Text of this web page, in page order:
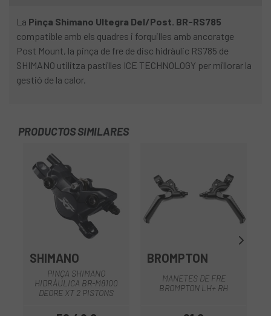
La Pinça Shimano Ultegra Del/Post. BR-RS785
compatible amb els quadres i forquilles amb ancoratge
Post Mount, la pinça de fre de disc hidràulic RS785 de
SHIMANO utilitza pastilles ICE TECHNOLOGY per millorar la
gestió de la calor.
PRODUCTOS SIMILARES
SHIMANO
PINÇA SHIMANO
HIDRÀULICA BR-M8100
DEORE XT 2 PISTONS
BROMPTON
MANETES DE FRE
BROMPTON LH+ RH